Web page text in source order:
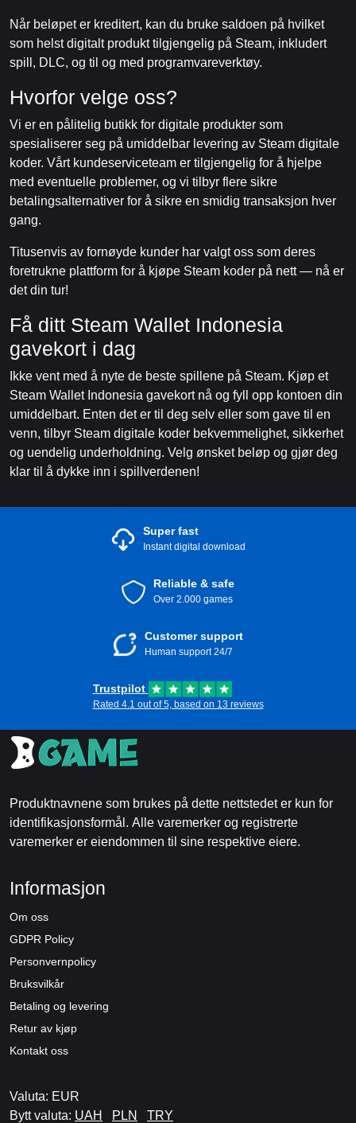
Når beløpet er kreditert, kan du bruke saldoen på hvilket
som helst digitalt produkt tilgjengelig på Steam, inkludert
spill, DLC, og til og med programvareverktøy.
Hvorfor velge oss?
Vi er en pålitelig butikk for digitale produkter som
spesialiserer seg på umiddelbar levering av Steam digitale
koder. Vårt kundeserviceteam er tilgjengelig for å hjelpe
med eventuelle problemer, og vi tilbyr flere sikre
betalingsalternativer for å sikre en smidig transaksjon hver
gang.
Titusenvis av fornøyde kunder har valgt oss som deres
foretrukne plattform for å kjøpe Steam koder på nett — nå er
det din tur!
Få ditt Steam Wallet Indonesia
gavekort i dag
Ikke vent med å nyte de beste spillene på Steam. Kjøp et
Steam Wallet Indonesia gavekort nå og fyll opp kontoen din
umiddelbart. Enten det er til deg selv eller som gave til en
venn, tilbyr Steam digitale koder bekvemmelighet, sikkerhet
og uendelig underholdning. Velg ønsket beløp og gjør deg
klar til å dykke inn i spillverdenen!
Super fast
Instant digital download
Reliable & safe
Over 2.000 games
Customer support
Human support 24/7
Trustpilot
Rated 4.1 out of 5, based on 13 reviews
Produktnavnene som brukes på dette nettstedet er kun for
identifikasjonsformål. Alle varemerker og registrerte
varemerker er eiendommen til sine respektive eiere.
Informasjon
Om oss
GDPR Policy
Personvernpolicy
Bruksvilkår
Betaling og levering
Retur av kjøp
Kontakt oss
Valuta: EUR
Bytt valuta: UAH PLN TRY